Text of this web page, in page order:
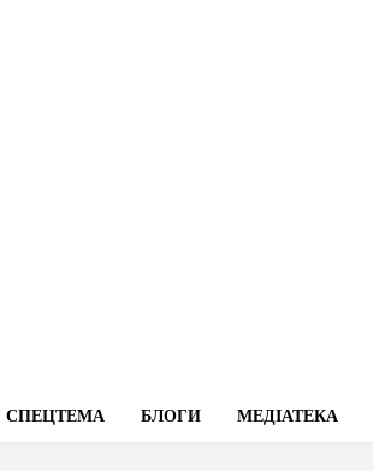
СПЕЦТЕМА БЛОГИ МЕДІАТЕКА